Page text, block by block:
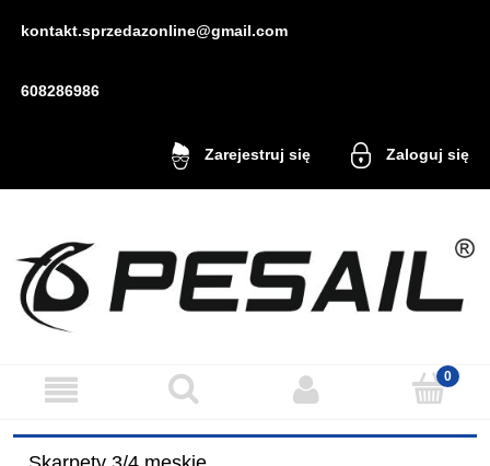
kontakt.sprzedazonline@gmail.com
608286986
Zarejestruj się Zaloguj się